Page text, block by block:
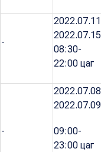
-
2022.07.15
08:30-
22:00 цаг
-
2022.07.09
09:00-
23:00 цаг